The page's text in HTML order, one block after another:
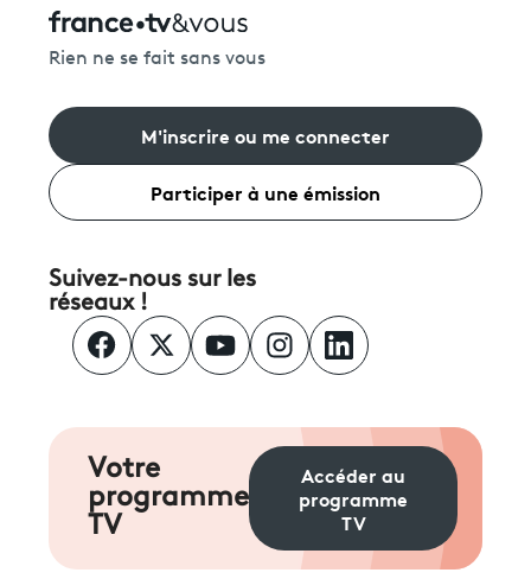
Rien ne se fait sans vous
M'inscrire ou me connecter
Participer à une émission
Suivez-nous sur les
réseaux !
Votre
programme
TV
Accéder au
programme
TV